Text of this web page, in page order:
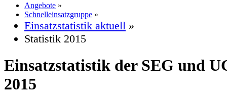
Angebote »
Schnelleinsatzgruppe »
Einsatzstatistik aktuell »
Statistik 2015
Einsatzstatistik der SEG und
2015